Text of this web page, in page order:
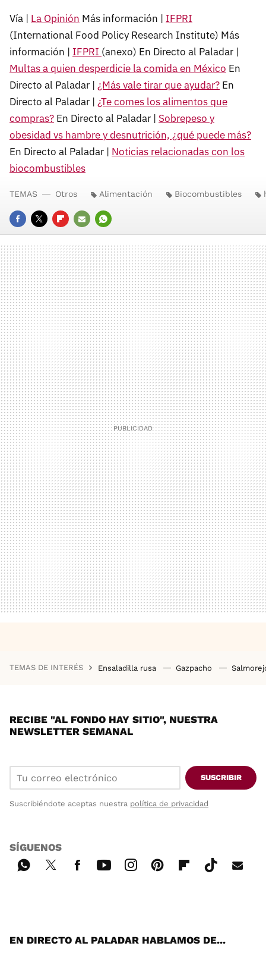
Vía | La Opinión Más información | IFPRI
(International Food Policy Research Institute) Más
información | IFPRI (anexo) En Directo al Paladar |
Multas a quien desperdicie la comida en México En
Directo al Paladar | ¿Más vale tirar que ayudar? En
Directo al Paladar | ¿Te comes los alimentos que
compras? En Directo al Paladar | Sobrepeso y
obesidad vs hambre y desnutrición, ¿qué puede más?
En Directo al Paladar | Noticias relacionadas con los
biocombustibles
FACEBOOK
TWITTERFLIPBOARD
E-
MAIL
WHATSAPP
TEMAS Otros Alimentación Biocombustibles
TEMAS DE INTERÉS Ensaladilla rusa Gazpacho
RECIBE "AL FONDO HAY SITIO", NUESTRA
NEWSLETTER SEMANAL
SUSCRIBIR
Suscribiéndote aceptas nuestra política de privacidad
SÍGUENOS
EN DIRECTO AL PALADAR HABLAMOS DE...